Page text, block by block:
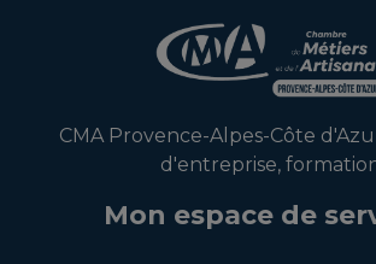
CMA Provence-Alpes-Côte
d'entreprise,
Mon espace de